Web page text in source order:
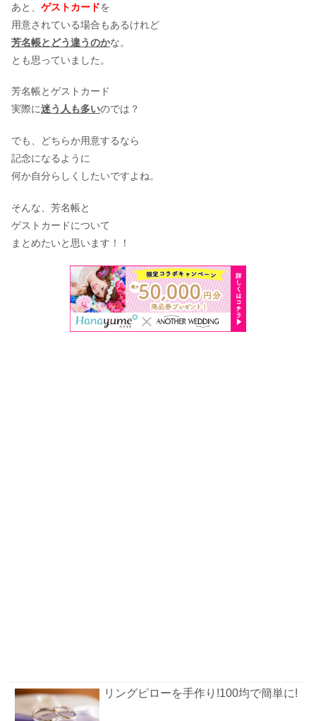
あと、 ゲストカードを
用意されている場合もあるけれど
芳名帳とどう違うのかな。
とも思っていました。
芳名帳とゲストカード
実際に迷う人も多いのでは？
でも、どちらか用意するなら
記念になるように
何か自分らしくしたいですよね。
そんな、芳名帳と
ゲストカードについて
まとめたいと思います！！
リングピローを手作り!100均で簡単に!